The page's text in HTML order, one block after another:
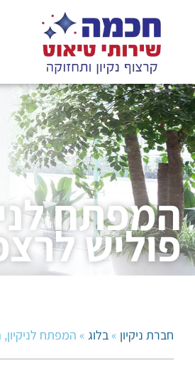
המפתח
פוליש
חברת ניקיון »בלוג » המפתח לניקיון,